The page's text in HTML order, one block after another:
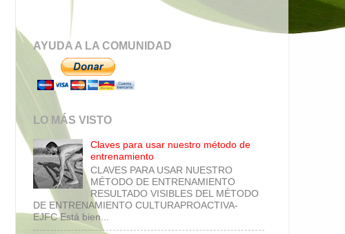
AYUDA A LA COMUNIDAD
LO MÁS VISTO
Claves para usar nuestro método de
entrenamiento
CLAVES PARA USAR NUESTRO
MÉTODO DE ENTRENAMIENTO
RESULTADO VISIBLES DEL MÉTODO
DE ENTRENAMIENTO CULTURAPROACTIVA-
EJFC Está bien...